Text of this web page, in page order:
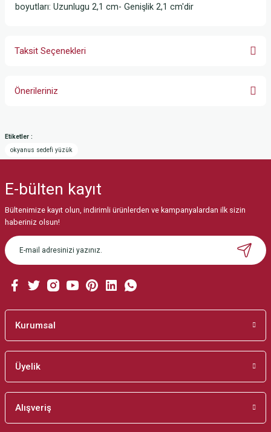
boyutları: Uzunlugu 2,1 cm- Genişlik 2,1 cm'dir
Taksit Seçenekleri
Önerileriniz
yetersiz gördüğünüz noktaları öneri formunu kullanarak tarafımıza
iletebilirsiniz.
Görüş ve önerileriniz için teşekkür ederiz.
Ürün resmi kalitesiz, bozuk veya görüntülenemiyor.
Ürün açıklamasında eksik bilgiler bulunuyor.
Ürün bilgilerinde hatalar bulunuyor.
Etiketler :
okyanus sedefi yüzük
E-bülten kayıt
Bültenimize kayıt olun, indirimli ürünlerden ve kampanyalardan ilk sizin
haberiniz olsun!
Kurumsal
Üyelik
Alışveriş